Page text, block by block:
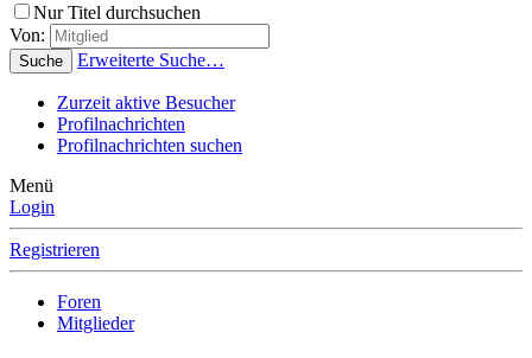
Nur Titel durchsuchen
Von:
Suche Erweiterte Suche…
Zurzeit aktive Besucher
Profilnachrichten
Profilnachrichten suchen
Menü
Login
Registrieren
Foren
Mitglieder